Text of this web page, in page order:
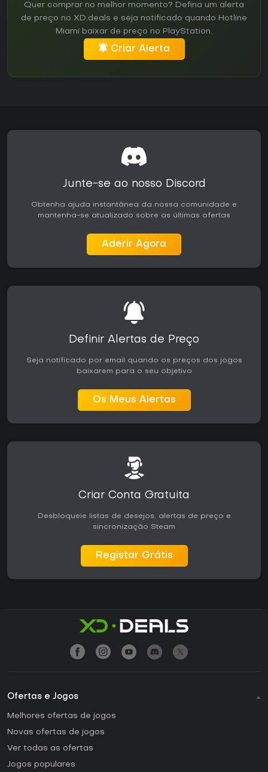
Quer comprar no melhor momento? Defina um alerta
de preço no XD.deals e seja notificado quando Hotline
Miami baixar de preço no PlayStation.
Criar Alerta
Junte-se ao nosso Discord
Obtenha ajuda instantânea da nossa comunidade e
mantenha-se atualizado sobre as últimas ofertas
Aderir Agora
Definir Alertas de Preço
Seja notificado por email quando os preços dos jogos
baixarem para o seu objetivo
Os Meus Alertas
Criar Conta Gratuita
Desbloqueie listas de desejos, alertas de preço e
sincronização Steam
Registar Grátis
Ofertas e Jogos
Melhores ofertas de jogos
Novas ofertas de jogos
Ver todas as ofertas
Jogos populares